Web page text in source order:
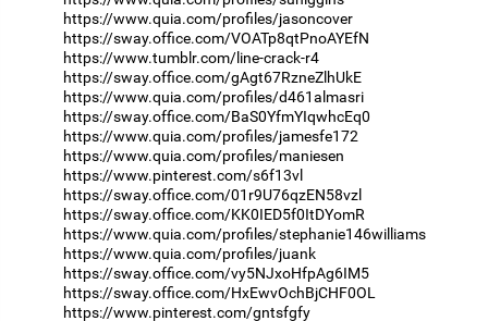
https://www.quia.com/profiles/jasoncover
https://sway.office.com/VOATp8qtPnoAYEfN
https://www.tumblr.com/line-crack-r4
https://sway.office.com/gAgt67RzneZlhUkE
https://www.quia.com/profiles/d461almasri
https://sway.office.com/BaS0YfmYIqwhcEq0
https://www.quia.com/profiles/jamesfe172
https://www.quia.com/profiles/maniesen
https://www.pinterest.com/s6f13vl
https://sway.office.com/01r9U76qzEN58vzl
https://sway.office.com/KK0IED5f0ItDYomR
https://www.quia.com/profiles/stephanie146williams
https://www.quia.com/profiles/juank
https://sway.office.com/vy5NJxoHfpAg6IM5
https://sway.office.com/HxEwvOchBjCHF0OL
https://www.pinterest.com/gntsfgfy